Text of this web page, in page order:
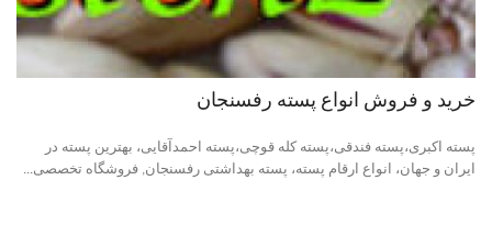
پسته رفسنجان
خرید پسته رفسنجان
دانستنیهای پـسـتـه رفسنجان
خرید و فروش انواع پسته رفسنجان
پسته اکبری،پسته فندقی،پسته کله قوچی،پسته احمدآقایی، بهترین پسته در
ایران و جهان، انواع ارقام پسته، پسته بهداشتی رفسنجان, فروشگاه تخصصی...